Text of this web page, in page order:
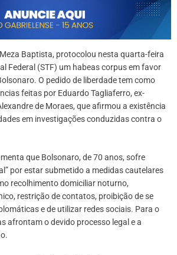
Baptista, protocolou nesta quarta-feira
Federal (STF) um habeas corpus em favor
O pedido de liberdade tem como
feitas por Eduardo Tagliaferro, ex-
de Moraes, que afirmou a existência
em investigações conduzidas contra o
que Bolsonaro, de 70 anos, sofre
por estar submetido a medidas cautelares
recolhimento domiciliar noturno,
restrição de contatos, proibição de se
e de utilizar redes sociais. Para o
afrontam o devido processo legal e a